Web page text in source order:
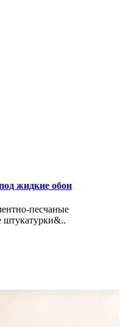
жидкие обои
песчаные
штукатурки&..